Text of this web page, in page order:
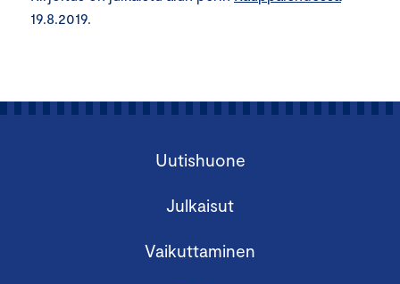
19.8.2019.
Uutishuone
Julkaisut
Vaikuttaminen